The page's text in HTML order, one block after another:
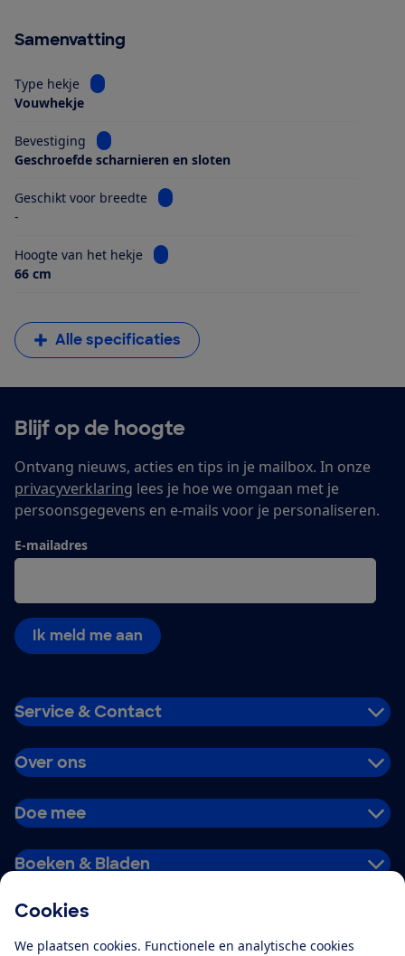
Cookies
We plaatsen cookies. Functionele en analytische cookies
Samenvatting
Type hekje
Bekijk informatie voor Type hekje
Vouwhekje
Bevestiging
Bekijk informatie voor Bevestiging
Geschroefde scharnieren en sloten
Geschikt voor breedte
Bekijk informatie voor Geschikt voor
-
Hoogte van het hekje
Bekijk informatie voor Hoogte van het
66 cm
Alle specificaties
Blijf op de hoogte
Ontvang nieuws, acties en tips in je mailbox. In onze
privacyverklaring lees je hoe we omgaan met je
persoonsgegevens en e-mails voor je personaliseren.
E-mailadres
Ik meld me aan
Service & Contact
Over ons
Doe mee
Boeken & Bladen